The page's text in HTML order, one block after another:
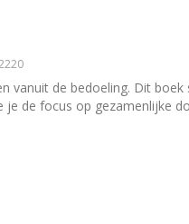
vanuit de bedoeling. Dit
de focus op gezamenlijke